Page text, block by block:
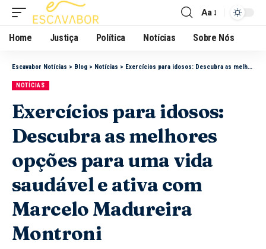
Aa
Home Justiça Política Notícias Sobre Nós
Escavabor Notícias > Blog > Notícias > Exercícios para idosos: Descubra as melhores opções para uma vida saudável e ativa com Marcelo Madureira Montroni
NOTÍCIAS
Exercícios para idosos:
Descubra as melhores
opções para uma vida
saudável e ativa com
Marcelo Madureira
Montroni